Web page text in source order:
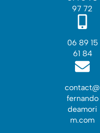
97 72
06 89 15
61 84
contact@
fernando
deamori
m.com